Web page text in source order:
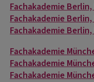
Fachakademie Berlin,
Fachakademie Berlin,
Fachakademie Berlin,
Fachakademie
Fachakademie
Fachakademie